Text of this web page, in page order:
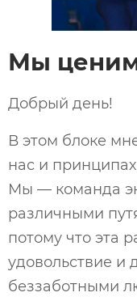
Мы
Добрый день!
В этом блоке
нас и
Мы — команда
различными
потому что эта
удовольствие и
беззаботными